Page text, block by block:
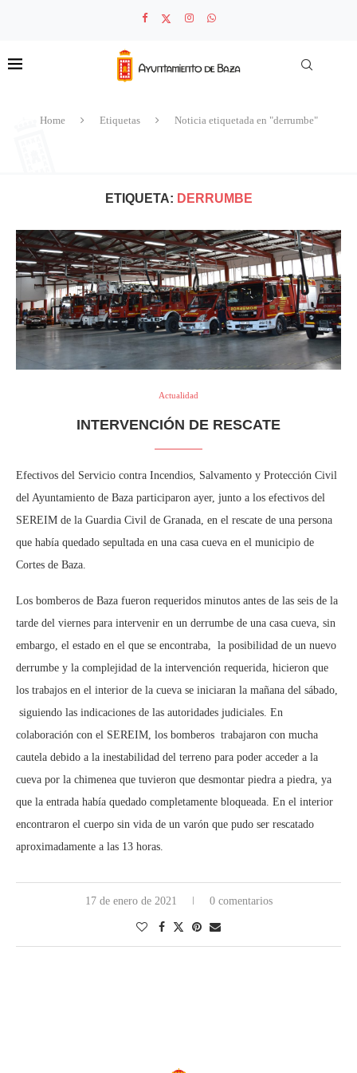
Home Etiquetas Noticia etiquetada en "derrumbe"
ETIQUETA: DERRUMBE
Actualidad
INTERVENCIÓN DE RESCATE
Efectivos del Servicio contra Incendios, Salvamento y Protección Civil
del Ayuntamiento de Baza participaron ayer, junto a los efectivos del
SEREIM de la Guardia Civil de Granada, en el rescate de una persona
que había quedado sepultada en una casa cueva en el municipio de
Cortes de Baza.
Los bomberos de Baza fueron requeridos minutos antes de las seis de la
tarde del viernes para intervenir en un derrumbe de una casa cueva, sin
embargo, el estado en el que se encontraba, la posibilidad de un nuevo
derrumbe y la complejidad de la intervención requerida, hicieron que
los trabajos en el interior de la cueva se iniciaran la mañana del sábado,
siguiendo las indicaciones de las autoridades judiciales. En
colaboración con el SEREIM, los bomberos trabajaron con mucha
cautela debido a la inestabilidad del terreno para poder acceder a la
cueva por la chimenea que tuvieron que desmontar piedra a piedra, ya
que la entrada había quedado completamente bloqueada. En el interior
encontraron el cuerpo sin vida de un varón que pudo ser rescatado
aproximadamente a las 13 horas.
17 de enero de 2021 0 comentarios